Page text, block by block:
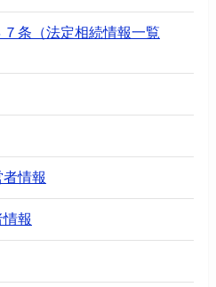
条（法定相続情報一覧
情報
報